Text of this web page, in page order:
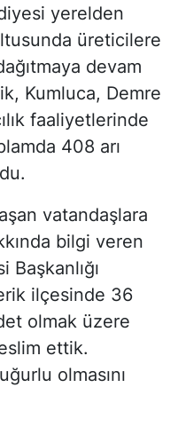
yerelden
üreticilere
devam
Kumluca, Demre
faaliyetlerinde
408 arı
vatandaşlara
bilgi veren
Başkanlığı
ilçesinde 36
olmak üzere
ettik.
olmasını